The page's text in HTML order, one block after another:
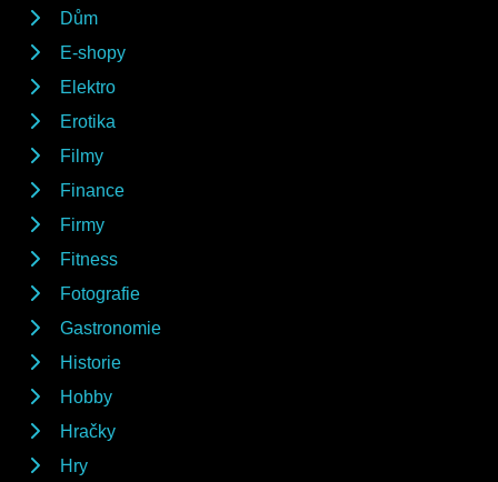
Dům
E-shopy
Elektro
Erotika
Filmy
Finance
Firmy
Fitness
Fotografie
Gastronomie
Historie
Hobby
Hračky
Hry